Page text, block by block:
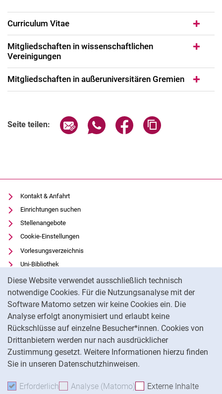
Diese Website verwendet ausschließlich technisch
notwendige Cookies. Für die Nutzungsanalyse mit der
Software Matomo setzen wir keine Cookies ein. Die
Analyse erfolgt anonymisiert und erlaubt keine
Rückschlüsse auf einzelne Besucher*innen. Cookies von
Drittanbietern werden nur nach ausdrücklicher
Zustimmung gesetzt. Weitere Informationen hierzu finden
Sie in unseren Datenschutzhinweisen.
Erforderlich Erforderliche Cookies akzeptieren
Analyse (Matomo) Analyse-Cookies
Externe Inhalte
Cur­ri­cu­lum Vi­tae
Mitgliedschaften in wissenschaftlichen
Vereinigungen
Mitgliedschaften in außeruniversitären Gremien
Seite teilen: Seite über E-Mail teilen
Seite über WhatsApp teilen
Seite über Facebook
Kontakt & Anfahrt
Einrichtungen suchen
Stellenangebote
Cookie-Einstellungen
Vorlesungsverzeichnis
Uni-Bibliothek
Moodle
Panopto
Datenschutz
Barrierefreiheit
Transparenter KI-Einsatz